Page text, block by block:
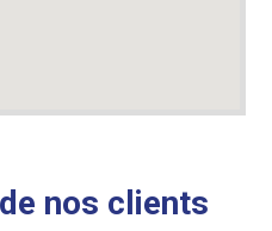
nos clients